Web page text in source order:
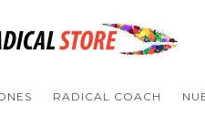
RADICAL COACH